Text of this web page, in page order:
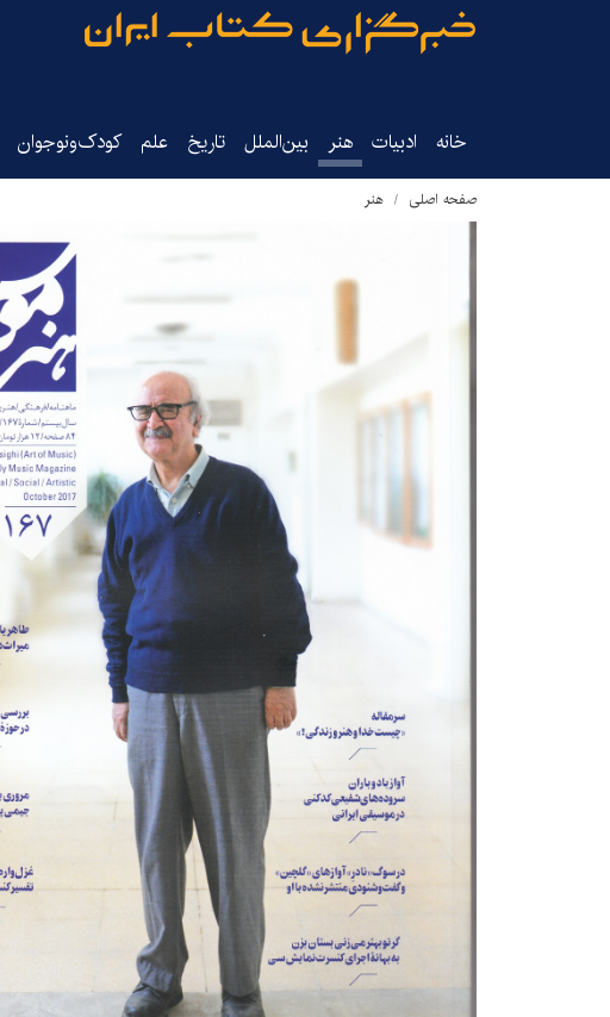
خانه ادبیات هنر بین‌الملل تاریخ‌ علم کودک‌ونوجوان
صفحه اصلی هنر